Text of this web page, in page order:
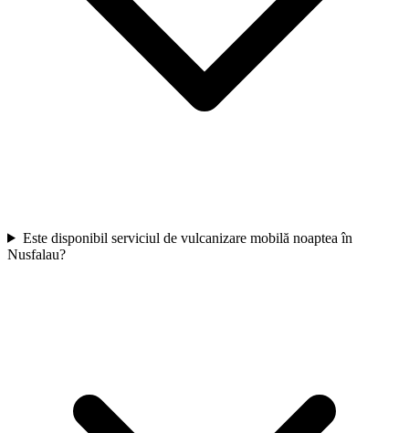
Este disponibil serviciul de vulcanizare mobilă noaptea în
Nusfalau?